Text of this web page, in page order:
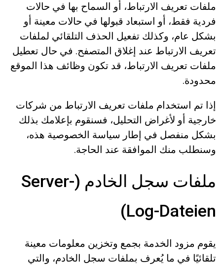
ملفات تعريف الارتباط، أو السماح بها في حالات
فردية فقط، أو استبعاد قبولها في حالات معينة أو
بشكل عام، وكذلك تفعيل الحذف التلقائي لملفات
تعريف الارتباط عند إغلاق المتصفح. في حال تعطيل
ملفات تعريف الارتباط، قد تكون وظائف هذا الموقع
محدودة.
إذا تم استخدام ملفات تعريف الارتباط من شركات
خارجية أو لأغراض التحليل، فسنقوم بإعلامك بذلك
بشكل منفصل في إطار سياسة الخصوصية هذه،
وسنطلب منك الموافقة عند الحاجة.
ملفات سجل الخادم (Server-
Log-Dateien)
يقوم مزود الخدمة بجمع وتخزين معلومات معينة
تلقائيًا في ما يُعرف بملفات سجل الخادم، والتي